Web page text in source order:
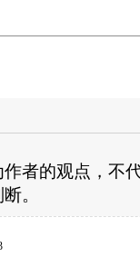
者的观点，不
。